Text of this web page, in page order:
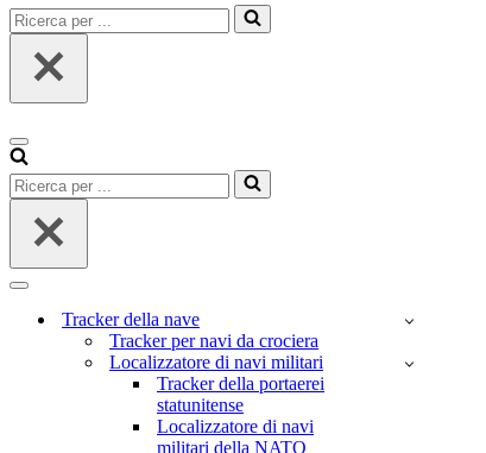
Ricerca
per
Menu
di
navigazione
Ricerca
per
Menu
navigazioneTracker della nave
Tracker per navi da crociera
Localizzatore di navi militari
Tracker della portaerei
statunitense
Localizzatore di navi
militari della NATO